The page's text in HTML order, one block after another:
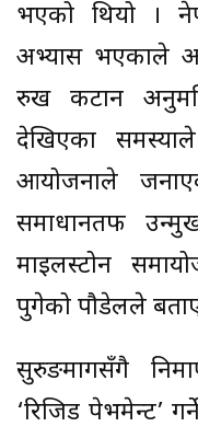
भएको थियो ।
अभ्यास भएकाले
रुख कटान
देखिएका
आयोजनाले
समाधानतर्फ
माइलस्टोन
पुगेको पौडेलले
सुरुङमार्गसँगै
‘रिजिड पेभमेन्ट’